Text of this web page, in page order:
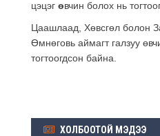
цэцэг өвчин болох нь
Цаашлаад, Хөвсгөл болон
Өмнөговь аймагт галзуу
тогтоогдсон байна.
ХОЛБООТОЙ МЭДЭЭ